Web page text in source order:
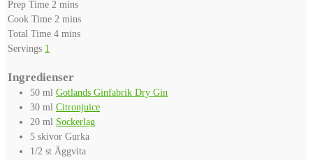
Prep Time 2 minutes
mins
Cook Time 2 minutes
mins
Total Time 4minutes
mins
Servings 1
Ingredienser
50 ml Gotlands Ginfabrik Dry Gin
30 ml Citronjuice
20 ml Sockerlag
5 skivor Gurka
1/2 st Äggvita